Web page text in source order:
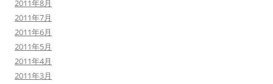
2011年8月
2011年7月
2011年6月
2011年5月
2011年4月
2011年3月